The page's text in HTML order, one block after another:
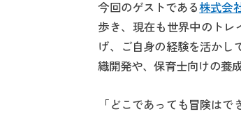
今回のゲストである株式会
歩き、現在も世界中のト
げ、ご自身の経験を活かし
織開発や、保育士向けの養
「どこであっても冒険は